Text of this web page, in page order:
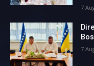
7
7